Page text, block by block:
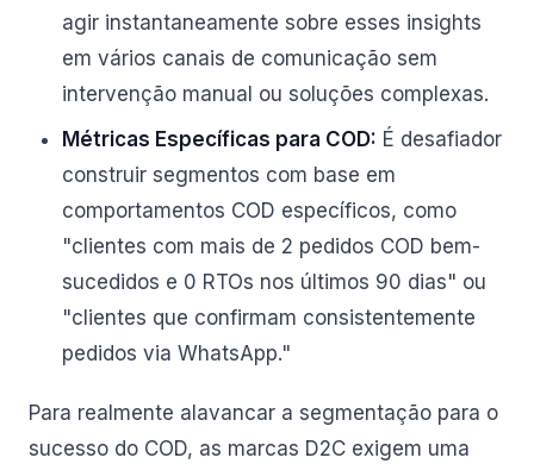
agir instantaneamente sobre esses insights
em vários canais de comunicação sem
intervenção manual ou soluções complexas.
Métricas Específicas para COD: É desafiador
construir segmentos com base em
comportamentos COD específicos, como
"clientes com mais de 2 pedidos COD bem-
sucedidos e 0 RTOs nos últimos 90 dias" ou
"clientes que confirmam consistentemente
pedidos via WhatsApp."
Para realmente alavancar a segmentação para o
sucesso do COD, as marcas D2C exigem uma